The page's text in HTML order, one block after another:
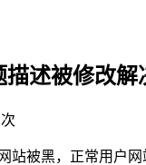
描述被修改解
站被黑，正常用户